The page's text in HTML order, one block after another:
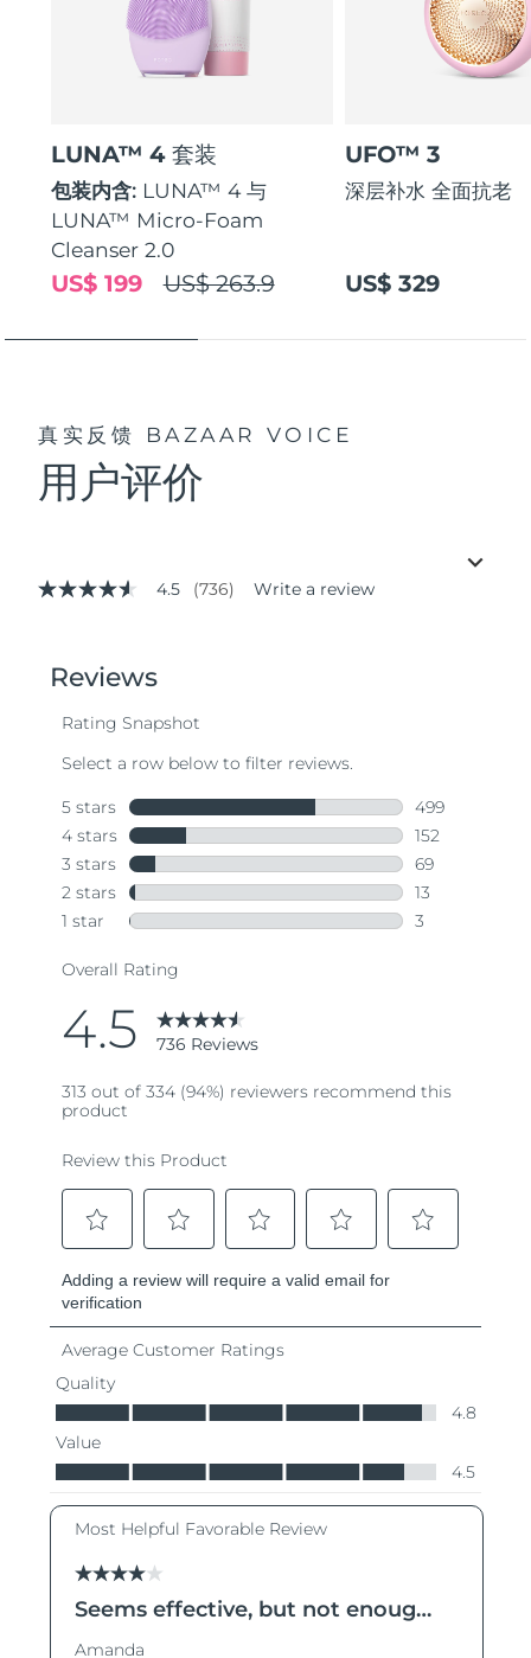
LUNA™ 4 套装
包装内含: LUNA™ 4 与
LUNA™ Micro-Foam
Cleanser 2.0
US$ 263.9
US$ 199
UFO™ 3
深层补水 全面抗老
US$ 329
真实反馈 BAZAAR VOICE
用户评价
4.5
stars,
average
value.
736
Same
page
link.
4.5 (736) Write a review